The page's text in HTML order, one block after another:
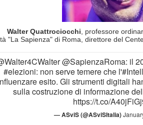
Walter Quattrociocchi , professore
"La Sapienza" di Roma, direttore del
@SapienzaRoma: il
#elezioni: non serve temere che l'
esito. Gli strumenti digitali
sulla costruzione di informazione
https://t.co/
— ASviS (@ASviSItalia)